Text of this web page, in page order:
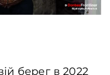
берег в 2022